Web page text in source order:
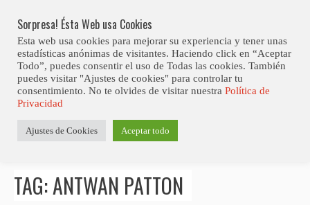
content
Club Contest.
Posts tagged "Antwan Patton"
TAG: ANTWAN PATTON
Sorpresa! Ésta Web usa Cookies
Esta web usa cookies para mejorar su experiencia y tener unas
estadísticas anónimas de visitantes. Haciendo click en “Aceptar
Todo”, puedes consentir el uso de Todas las cookies. También
puedes visitar "Ajustes de cookies" para controlar tu
consentimiento. No te olvides de visitar nuestra Política de
Privacidad
Ajustes de Cookies Aceptar todo